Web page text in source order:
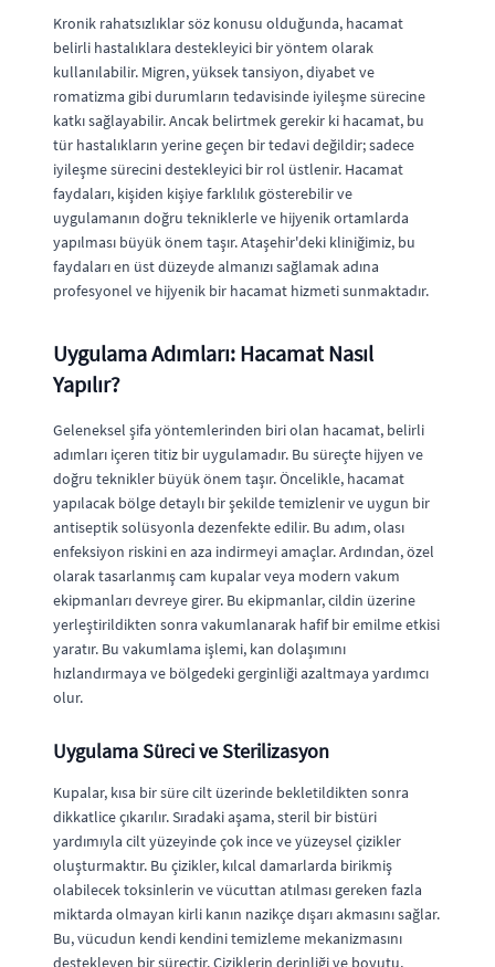
Kronik rahatsızlıklar söz konusu olduğunda, hacamat
belirli hastalıklara destekleyici bir yöntem olarak
kullanılabilir. Migren, yüksek tansiyon, diyabet ve
romatizma gibi durumların tedavisinde iyileşme sürecine
katkı sağlayabilir. Ancak belirtmek gerekir ki hacamat, bu
tür hastalıkların yerine geçen bir tedavi değildir; sadece
iyileşme sürecini destekleyici bir rol üstlenir. Hacamat
faydaları, kişiden kişiye farklılık gösterebilir ve
uygulamanın doğru tekniklerle ve hijyenik ortamlarda
yapılması büyük önem taşır. Ataşehir'deki kliniğimiz, bu
faydaları en üst düzeyde almanızı sağlamak adına
profesyonel ve hijyenik bir hacamat hizmeti sunmaktadır.
Uygulama Adımları: Hacamat Nasıl
Yapılır?
Geleneksel şifa yöntemlerinden biri olan hacamat, belirli
adımları içeren titiz bir uygulamadır. Bu süreçte hijyen ve
doğru teknikler büyük önem taşır. Öncelikle, hacamat
yapılacak bölge detaylı bir şekilde temizlenir ve uygun bir
antiseptik solüsyonla dezenfekte edilir. Bu adım, olası
enfeksiyon riskini en aza indirmeyi amaçlar. Ardından, özel
olarak tasarlanmış cam kupalar veya modern vakum
ekipmanları devreye girer. Bu ekipmanlar, cildin üzerine
yerleştirildikten sonra vakumlanarak hafif bir emilme etkisi
yaratır. Bu vakumlama işlemi, kan dolaşımını
hızlandırmaya ve bölgedeki gerginliği azaltmaya yardımcı
olur.
Uygulama Süreci ve Sterilizasyon
Kupalar, kısa bir süre cilt üzerinde bekletildikten sonra
dikkatlice çıkarılır. Sıradaki aşama, steril bir bistüri
yardımıyla cilt yüzeyinde çok ince ve yüzeysel çizikler
oluşturmaktır. Bu çizikler, kılcal damarlarda birikmiş
olabilecek toksinlerin ve vücuttan atılması gereken fazla
miktarda olmayan kirli kanın nazikçe dışarı akmasını sağlar.
Bu, vücudun kendi kendini temizleme mekanizmasını
destekleyen bir süreçtir. Çiziklerin derinliği ve boyutu,